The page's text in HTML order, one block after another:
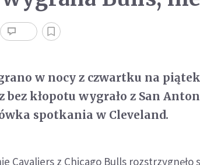
w nocy z czwartku na
bez kłopotu wygrało z San
spotkania w Cleveland.
Cavaliers z Chicago Bulls rozstrzygnęło